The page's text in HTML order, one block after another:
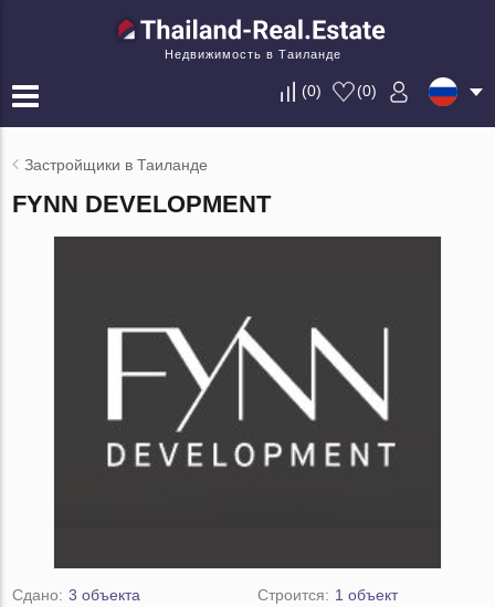
Недвижимость в Таиланде
(0) (0)
Застройщики в Таиланде
FYNN DEVELOPMENT
Сдано: 3 объекта Строится: 1 объект